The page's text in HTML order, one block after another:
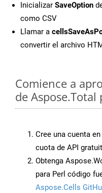
Inicializar SaveOption
como CSV
Llamar a
convertir el archivo
Comience a
de Aspose.Total
Cree una cuenta en
cuota de API
Obtenga
para Perl código
Aspose.Cells